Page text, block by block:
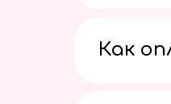
Как